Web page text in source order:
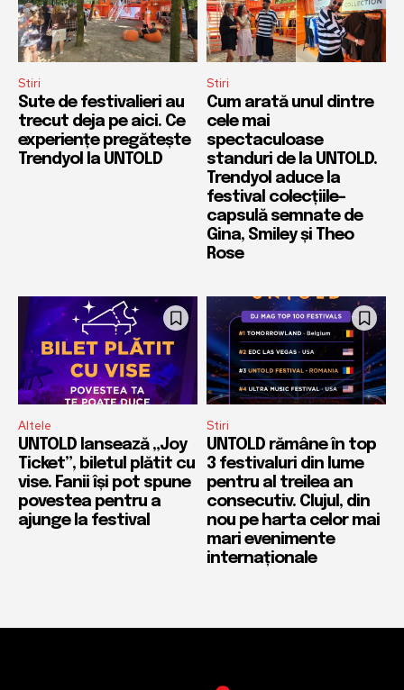
Stiri
Sute de festivalieri au
trecut deja pe aici. Ce
experiențe pregătește
Trendyol la UNTOLD
Stiri
Cum arată unul dintre
cele mai
spectaculoase
standuri de la UNTOLD.
Trendyol aduce la
festival colecțiile-
capsulă semnate de
Gina, Smiley și Theo
Rose
Altele
UNTOLD lansează „Joy
Ticket”, biletul plătit cu
vise. Fanii își pot spune
povestea pentru a
ajunge la festival
Stiri
UNTOLD rămâne în top
3 festivaluri din lume
pentru al treilea an
consecutiv. Clujul, din
nou pe harta celor mai
mari evenimente
internaționale